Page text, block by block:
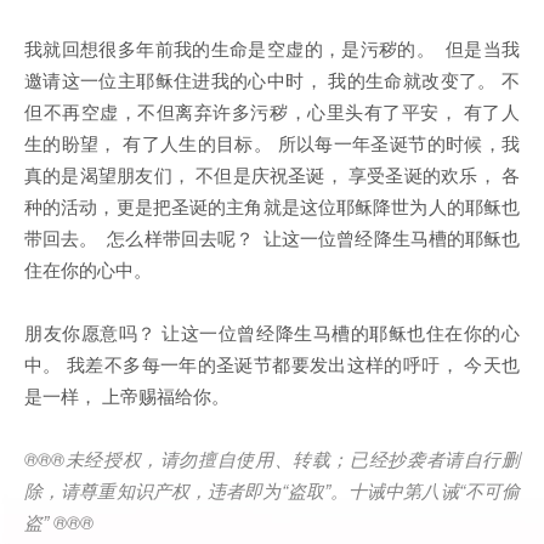
我就回想很多年前我的生命是空虚的，是污秽的。 但是当我
邀请这一位主耶稣住进我的心中时， 我的生命就改变了。 不
但不再空虚，不但离弃许多污秽，心里头有了平安， 有了人
生的盼望， 有了人生的目标。 所以每一年圣诞节的时候，我
真的是渴望朋友们， 不但是庆祝圣诞， 享受圣诞的欢乐， 各
种的活动，更是把圣诞的主角就是这位耶稣降世为人的耶稣也
带回去。 怎么样带回去呢？ 让这一位曾经降生马槽的耶稣也
住在你的心中。
朋友你愿意吗？ 让这一位曾经降生马槽的耶稣也住在你的心
中。 我差不多每一年的圣诞节都要发出这样的呼吁， 今天也
是一样， 上帝赐福给你。
®®®未经授权，请勿擅自使用、转载；已经抄袭者请自行删
除，请尊重知识产权，违者即为“盗取”。十诫中第八诫“不可偷
盗” ®®®